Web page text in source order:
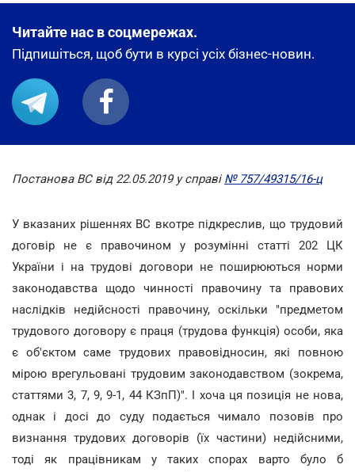
Читайте нас в соцмережах.
Підпишіться, щоб бути в курсі усіх бізнес-новин.
Постанова ВС від 22.05.2019 у справі № 757/49315/16-ц
У вказаних рішеннях ВС вкотре підкреслив, що трудовий
договір не є правочином у розумінні статті 202 ЦК
України і на трудові договори не поширюються норми
законодавства щодо чинності правочину та правових
наслідків недійсності правочину, оскільки "предметом
трудового договору є праця (трудова функція) особи, яка
є об'єктом саме трудових правовідносин, які повною
мірою врегульовані трудовим законодавством (зокрема,
статтями 3, 7, 9, 9-1, 44 КЗпП)". І хоча ця позиція не нова,
однак і досі до суду подається чимало позовів про
визнання трудових договорів (їх частини) недійсними,
тоді як працівникам у таких спорах варто було б